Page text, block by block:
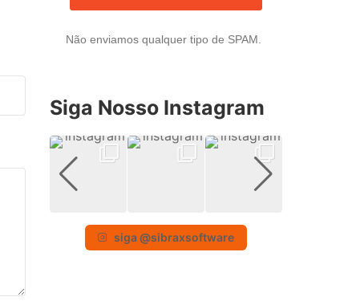
Não enviamos qualquer tipo de SPAM.
Siga Nosso Instagram
siga @sibraxsoftware